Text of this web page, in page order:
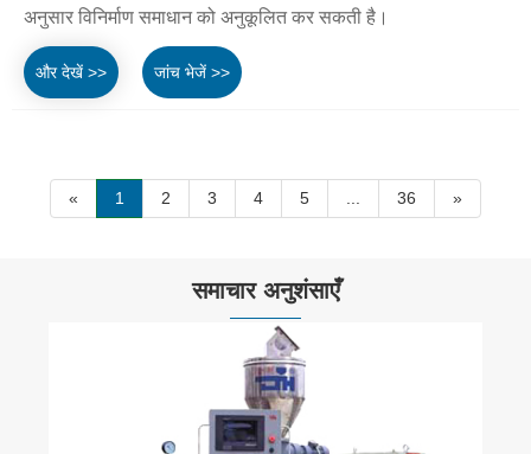
अनुसार विनिर्माण समाधान को अनुकूलित कर सकती है।
और देखें >> जांच भेजें >>
« 1 2 3 4 5 ... 36 »
समाचार अनुशंसाएँ